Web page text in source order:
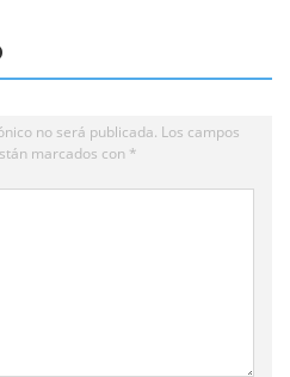
no será publicada. Los campos
marcados con *